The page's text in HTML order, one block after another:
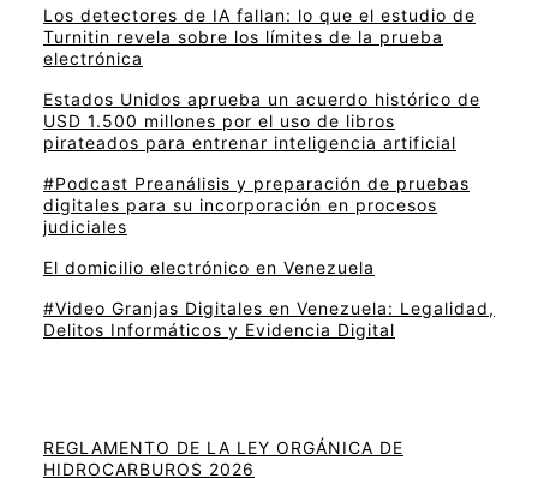
Los detectores de IA fallan: lo que el estudio de
Turnitin revela sobre los límites de la prueba
electrónica
Estados Unidos aprueba un acuerdo histórico de
USD 1.500 millones por el uso de libros
pirateados para entrenar inteligencia artificial
#Podcast Preanálisis y preparación de pruebas
digitales para su incorporación en procesos
judiciales
El domicilio electrónico en Venezuela
#Video Granjas Digitales en Venezuela: Legalidad,
Delitos Informáticos y Evidencia Digital
REGLAMENTO DE LA LEY ORGÁNICA DE
HIDROCARBUROS 2026